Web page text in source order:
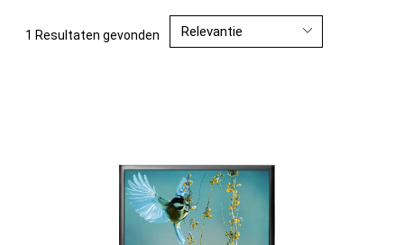
uitgebreide connectiviteitsopties en duurzaamheid is deze
monitor een ideale keuze voor kantoren en zakelijke
omgevingen waar efficiëntie en betrouwbaarheid van cruciaal
1 Resultaten gevonden